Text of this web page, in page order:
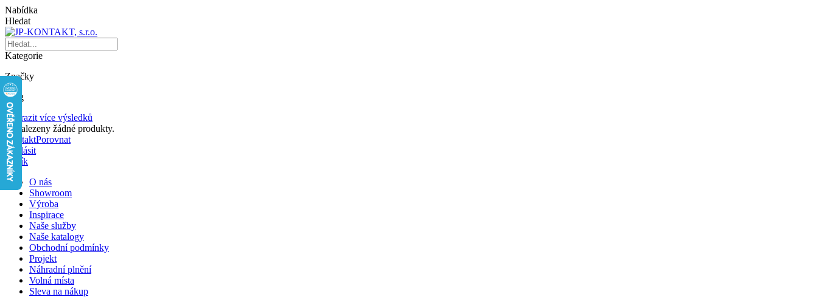
Nabídka
Hledat
Kategorie
Značky
Blog
Zobrazit více výsledků
Nenalezeny žádné produkty.
KontaktPorovnat
Přihlásit
Košík
O nás
Showroom
Výroba
Inspirace
Naše služby
Naše katalogy
Obchodní podmínky
Projekt
Náhradní plnění
Volná místa
Sleva na nákup